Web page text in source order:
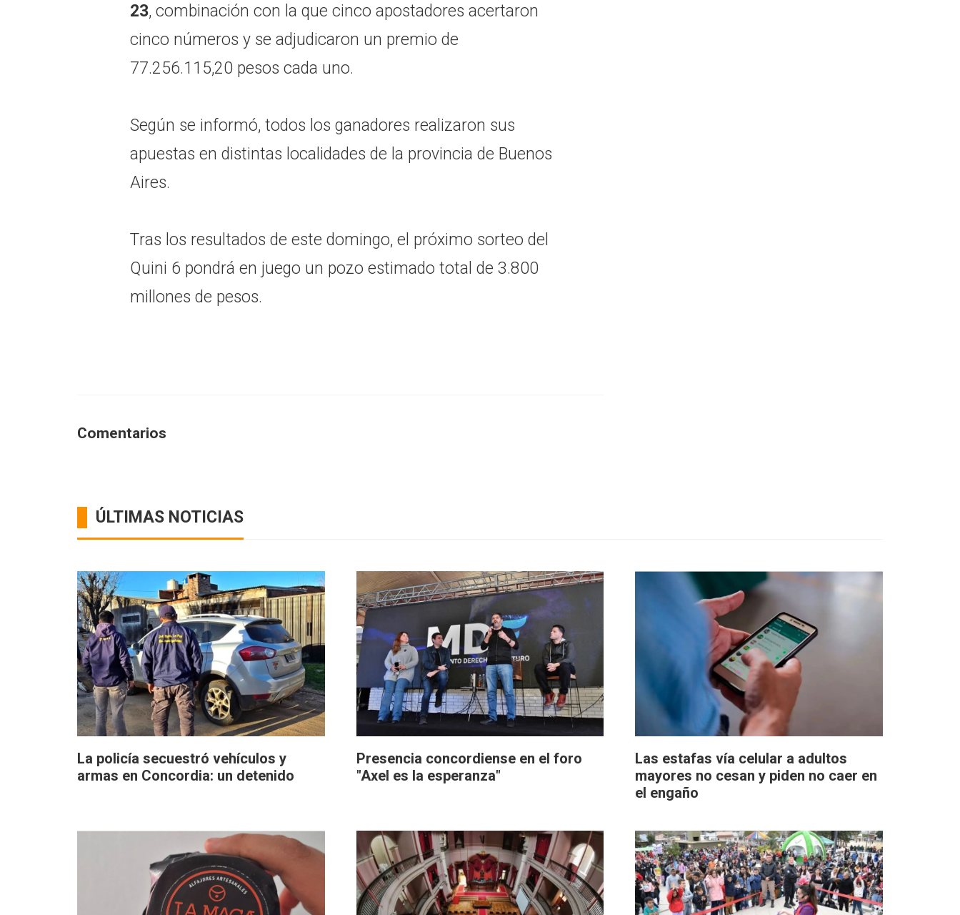
23, combinación con la que cinco apostadores acertaron
cinco números y se adjudicaron un premio de
77.256.115,20 pesos cada uno.
Según se informó, todos los ganadores realizaron sus
apuestas en distintas localidades de la provincia de Buenos
Aires.
Tras los resultados de este domingo, el próximo sorteo del
Quini 6 pondrá en juego un pozo estimado total de 3.800
millones de pesos.
Comentarios
ÚLTIMAS NOTICIAS
La policía secuestró vehículos y
armas en Concordia: un detenido
Presencia concordiense en el foro
"Axel es la esperanza"
Las estafas vía celular a adultos
mayores no cesan y piden no caer en
el engaño